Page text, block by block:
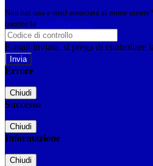
Non hai una e-mail associata al nome
tramite la Login Spaggiari
E-mail inviata, si prega di controllare
Errore
Chiudi
Successo
Chiudi
Informazione
Chiudi